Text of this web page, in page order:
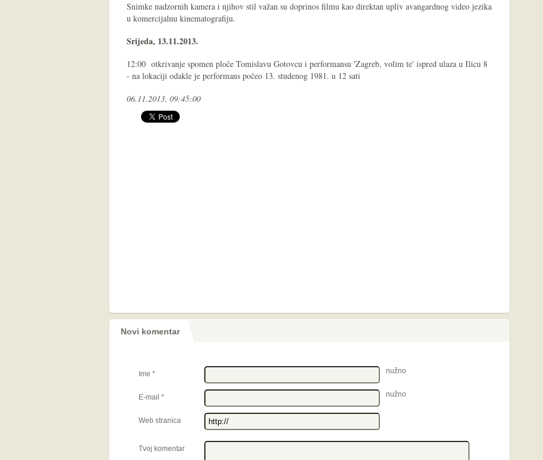
Snimke nadzornih kamera i njihov stil važan su doprinos filmu kao direktan upliv avangardnog video jezika
u komercijalnu kinematografiju.
Srijeda, 13.11.2013.
12:00 otkrivanje spomen ploče Tomislavu Gotovcu i performansu 'Zagreb, volim te' ispred ulaza u Ilicu 8
- na lokaciji odakle je performans počeo 13. studenog 1981. u 12 sati
06.11.2013. 09:45:00
Novi komentar
Ime * nužno
E-mail * nužno
Web stranica
Tvoj komentar